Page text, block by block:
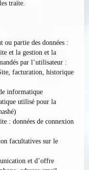
traite.
ou partie des données :
et la gestion et la
par l’utilisateur :
facturation, historique
informatique
utilisé pour la
: données de connexion
facultatives sur le
et d’offre